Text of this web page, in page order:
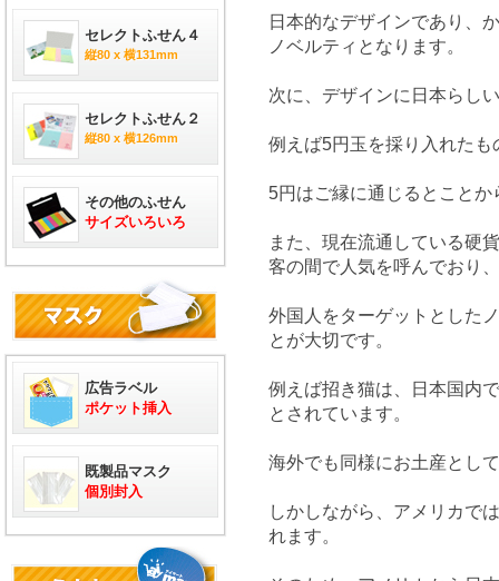
日本的なデザインであり、
ノベルティとなります。
次に、デザインに日本らし
例えば5円玉を採り入れたも
5円はご縁に通じるとこと
また、現在流通している硬
客の間で人気を呼んでおり
外国人をターゲットとした
とが大切です。
例えば招き猫は、日本国内
とされています。
海外でも同様にお土産とし
しかしながら、アメリカで
れます。
セレクトふせん４
縦80 x 横131mm
セレクトふせん２
縦80 x 横126mm
その他のふせん
サイズいろいろ
広告ラベル
ポケット挿入
既製品マスク
個別封入